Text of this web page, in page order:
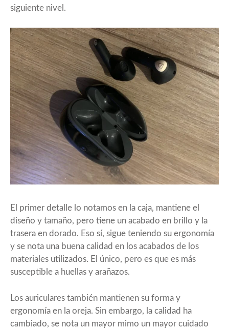
siguiente nivel.
El primer detalle lo notamos en la caja, mantiene el
diseño y tamaño, pero tiene un acabado en brillo y la
trasera en dorado. Eso sí, sigue teniendo su ergonomía
y se nota una buena calidad en los acabados de los
materiales utilizados. El único, pero es que es más
susceptible a huellas y arañazos.
Los auriculares también mantienen su forma y
ergonomía en la oreja. Sin embargo, la calidad ha
cambiado, se nota un mayor mimo un mayor cuidado